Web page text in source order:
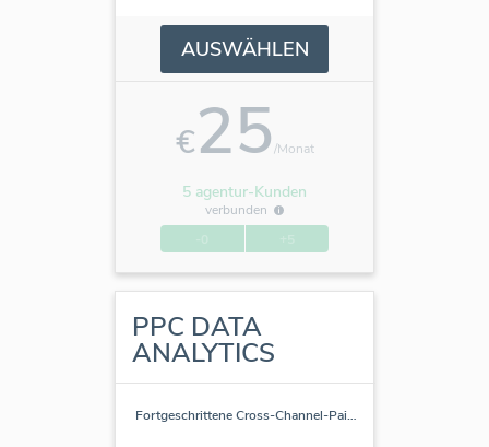
AUSWÄHLEN
€25/Monat
5 agentur-Kunden
verbunden
PPC DATA
ANALYTICS
Fortgeschrittene Cross-Channel-Pai…